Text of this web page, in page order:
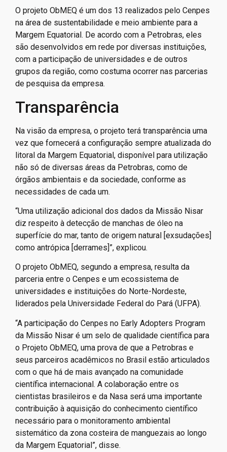
O projeto ObMEQ é um dos 13 realizados pelo Cenpes
na área de sustentabilidade e meio ambiente para a
Margem Equatorial. De acordo com a Petrobras, eles
são desenvolvidos em rede por diversas instituições,
com a participação de universidades e de outros
grupos da região, como costuma ocorrer nas parcerias
de pesquisa da empresa.
Transparência
Na visão da empresa, o projeto terá transparência uma
vez que fornecerá a configuração sempre atualizada do
litoral da Margem Equatorial, disponível para utilização
não só de diversas áreas da Petrobras, como de
órgãos ambientais e da sociedade, conforme as
necessidades de cada um.
“Uma utilização adicional dos dados da Missão Nisar
diz respeito à detecção de manchas de óleo na
superfície do mar, tanto de origem natural [exsudações]
como antrópica [derrames]”, explicou.
O projeto ObMEQ, segundo a empresa, resulta da
parceria entre o Cenpes e um ecossistema de
universidades e instituições do Norte-Nordeste,
liderados pela Universidade Federal do Pará (UFPA).
“A participação do Cenpes no Early Adopters Program
da Missão Nisar é um selo de qualidade científica para
o Projeto ObMEQ, uma prova de que a Petrobras e
seus parceiros acadêmicos no Brasil estão articulados
com o que há de mais avançado na comunidade
científica internacional. A colaboração entre os
cientistas brasileiros e da Nasa será uma importante
contribuição à aquisição do conhecimento científico
necessário para o monitoramento ambiental
sistemático da zona costeira de manguezais ao longo
da Margem Equatorial”, disse.